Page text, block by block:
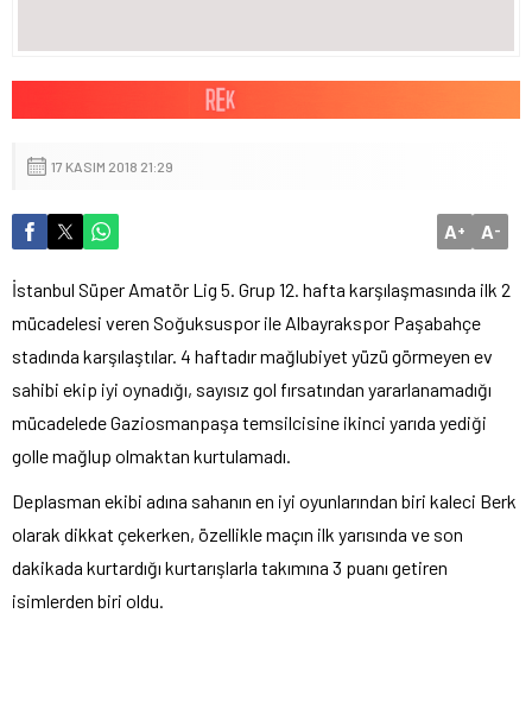
17 KASIM 2018 21:29
A+ A-
İstanbul Süper Amatör Lig 5. Grup 12. hafta karşılaşmasında ilk 2
mücadelesi veren Soğuksuspor ile Albayrakspor Paşabahçe
stadında karşılaştılar. 4 haftadır mağlubiyet yüzü görmeyen ev
sahibi ekip iyi oynadığı, sayısız gol fırsatından yararlanamadığı
mücadelede Gaziosmanpaşa temsilcisine ikinci yarıda yediği
golle mağlup olmaktan kurtulamadı.
Deplasman ekibi adına sahanın en iyi oyunlarından biri kaleci Berk
olarak dikkat çekerken, özellikle maçın ilk yarısında ve son
dakikada kurtardığı kurtarışlarla takımına 3 puanı getiren
isimlerden biri oldu.